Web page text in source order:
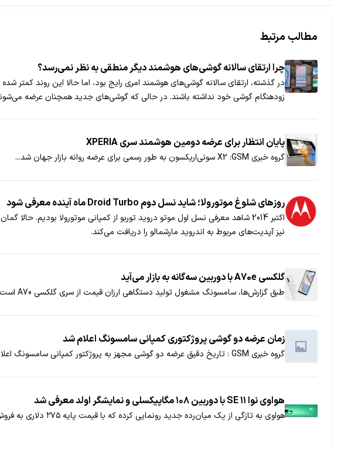
مطالب مرتبط
چرا ارتقای سالانه گوشی‌های هوشمند دیگر منطقی به نظر نمی‌رسد؟
در گذشته، ارتقای سالانه گوشی‌های هوشمند امری رایج بود، اما حالا این روند کمتر
زودهنگام گوشی خود نداشته باشند. در حالی که گوشی‌های جدید همچنان عرضه
پایان انتظار برای عرضه دومین هوشمند سری XPERIA
گروه خبری GSM‏: X2 سونی‌اریکسون به طور رسمی برای عرضه روانه بازار جهان شد...
روزهای شلوغ موتورولا؛ شاید نسل دوم Droid Turbo ماه آینده معرفی شود
اکتبر 2014 شاهد معرفی نسل اول موتو دروید توربو از کمپانی موتورولا
نیز آپدیت‌های مربوط به اندروید مارشمالو را دریافت می‌کند.
گلکسی A70e با دوربین سه‌گانه به بازار می‌آید
طبق گزارش‌ها، سامسونگ مشغول تولید دستگاهی ارزان قیمت از سری گلکسی A70 است که دوربینی سه‌گانه، حسگر اثر انگشت و جک 3.5 میلی متری هدفون دارد.
زمان عرضه دو گوشی پروژکتوری کمپانی سامسونگ اعلام شد
گروه خبری GSM : تاریخ دقیق عرضه دو گوشی مجهز به پروژکتور کمپانی سامسونگ اعلام شد
هواوی نوا ۱۱ SE با دوربین ۱۰۸ مگاپیکسلی و نمایشگر اولد معرفی شد
هواوی به تازگی از یک میان‌رده جدید رونمایی کرده که با قیمت پایه ۲۷۵ دلاری به فروش می‌رسد.